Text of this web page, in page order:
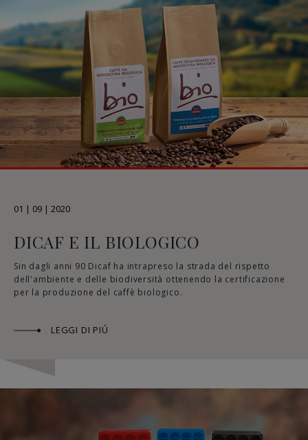
01 | 09 | 2020
DICAF E IL BIOLOGICO
Sin dagli anni 90 Dicaf ha intrapreso la strada del rispetto
dell'ambiente e delle biodiversità ottenendo la certificazione
per la produzione del caffè biologico.
LEGGI DI PIÚ